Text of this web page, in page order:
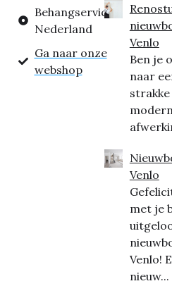
Behangservice
Nederland
Ga naar onze
webshop
Venlo
Ben je
naar
strakke
Venlo
met je
Venlo!
nieuw...